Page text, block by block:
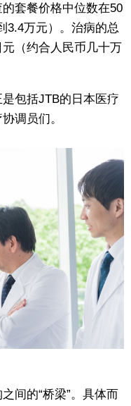
套餐价格中位数在50
3.4万元）。治病的总
（约合人民币几十万
包括JTB的日本医疗
调员们。
间的“桥梁”。具体而